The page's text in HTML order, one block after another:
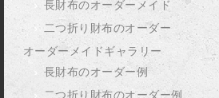
長財布のオーダーメイド
二つ折り財布のオーダー
オーダーメイドギャラリー
長財布のオーダー例